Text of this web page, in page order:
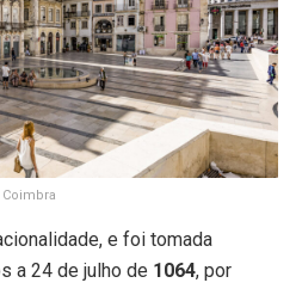
Coimbra
e foi tomada
a 24 de julho de 1064, por